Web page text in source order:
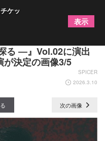
が上がる、その前に
る ―』Vol.02に演出
が決定の画像3/5
SPICER
2026.3.10
次の画像
ケッ
表示